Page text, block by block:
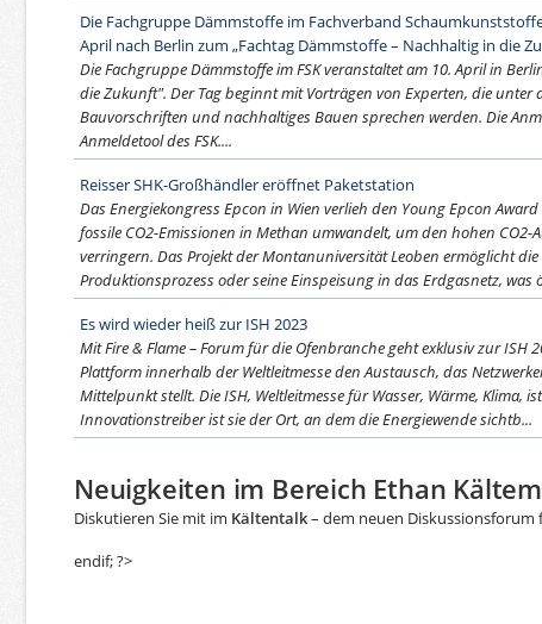
Die Fachgruppe Dämmstoffe im Fachverband
April nach Berlin zum „Fachtag Dämmstoffe – Nachhaltig in die
Die Fachgruppe Dämmstoffe im FSK veranstaltet am 10. April in
die Zukunft". Der Tag beginnt mit Vorträgen von Experten, die unter
Bauvorschriften und nachhaltiges Bauen sprechen werden. Die
Anmeldetool des FSK....
Reisser SHK-Großhändler eröffnet Paketstation
Das Energiekongress Epcon in Wien verlieh den Young Epcon
fossile CO2-Emissionen in Methan umwandelt, um den hohen
verringern. Das Projekt der Montanuniversität Leoben ermöglicht
Produktionsprozess oder seine Einspeisung in das Erdgasnetz, was
Es wird wieder heiß zur ISH 2023
Mit Fire & Flame – Forum für die Ofenbranche geht exklusiv zur ISH
Plattform innerhalb der Weltleitmesse den Austausch, das
Mittelpunkt stellt. Die ISH, Weltleitmesse für Wasser, Wärme, Klima,
Innovationstreiber ist sie der Ort, an dem die Energiewende sichtb...
Neuigkeiten im Bereich Ethan
Diskutieren Sie mit im Kältentalk– dem neuen Diskussionsforum
endif; ?>